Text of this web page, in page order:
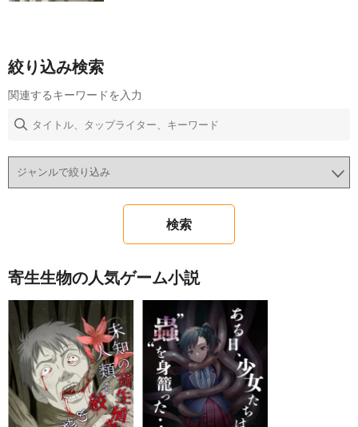
絞り込み検索
関連するキーワードを入力
寄生生物の人気ゲーム小説